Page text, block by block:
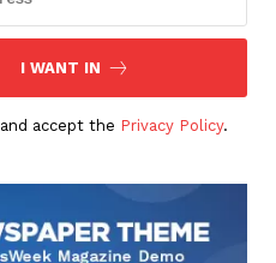
I WANT IN
accept the Privacy Policy.